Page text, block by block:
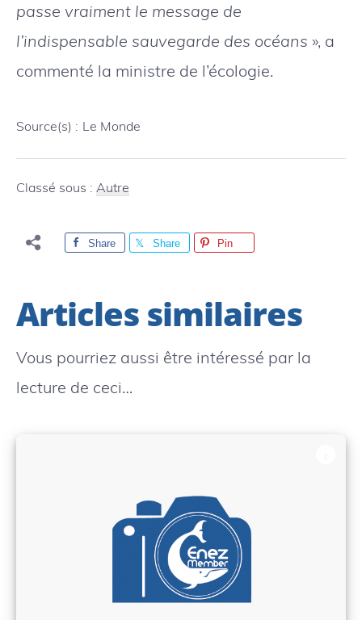
passe vraiment le message de
l’indispensable sauvegarde des océans », a
commenté la ministre de l’écologie.
Source(s) : Le Monde
Classé sous : Autre
Share Share Pin
Articles similaires
Vous pourriez aussi être intéressé par la
lecture de ceci…